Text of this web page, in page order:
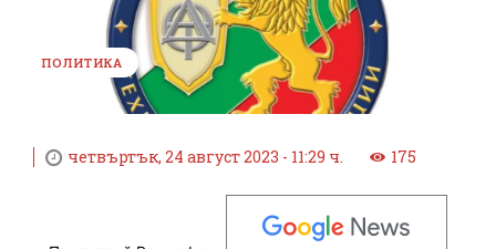
ПОЛИТИКА
четвъртък, 24 август 2023 - 11:29 ч. 175